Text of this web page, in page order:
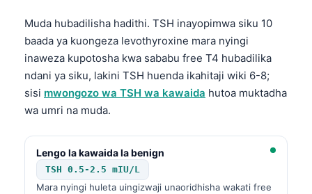
Muda hubadilisha hadithi. TSH inayopimwa siku 10
baada ya kuongeza levothyroxine mara nyingi
inaweza kupotosha kwa sababu free T4 hubadilika
ndani ya siku, lakini TSH huenda ikahitaji wiki 6-8;
sisi mwongozo wa TSH wa kawaida hutoa muktadha
wa umri na muda.
Lengo la kawaida la benign
TSH 0.5-2.5 mIU/L
Mara nyingi huleta uingizwaji unaoridhisha wakati free